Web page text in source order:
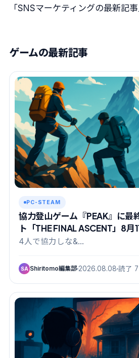
「SNSマーケティングの最新記
ゲームの最新記事
PC-STEAM
協力登山ゲーム『PEAK』に最
ト「THE FINAL ASCENT」8月
に有終の美か
4人で協力しな&…
SA Shiritomo編集部 2026.08.08 読了